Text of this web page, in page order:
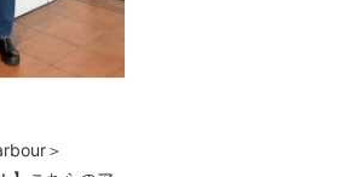
＞